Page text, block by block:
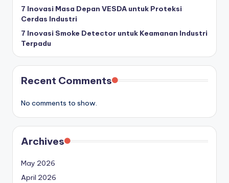
7 Inovasi Masa Depan VESDA untuk Proteksi
Cerdas Industri
7 Inovasi Smoke Detector untuk Keamanan Industri
Terpadu
Recent Comments
No comments to show.
Archives
May 2026
April 2026